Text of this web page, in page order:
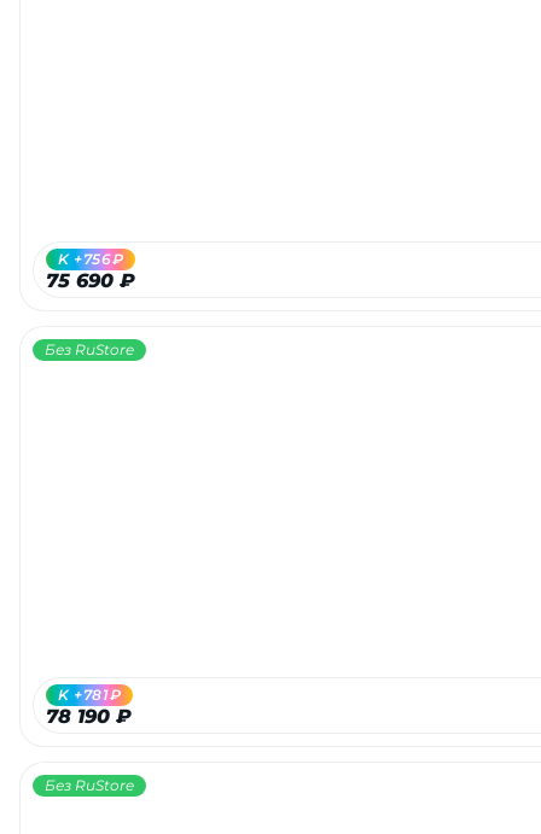
75 690 ₽
K +756₽
Без RuStore
78 190 ₽
K +781₽
Без RuStore